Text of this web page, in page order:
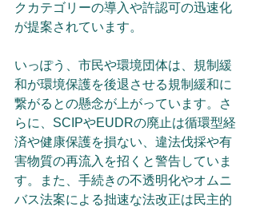
クカテゴリーの導入や許認可の迅速化
が提案されています。
いっぽう、市民や環境団体は、規制緩
和が環境保護を後退させる規制緩和に
繋がるとの懸念が上がっています。さ
らに、SCIPやEUDRの廃止は循環型経
済や健康保護を損ない、違法伐採や有
害物質の再流入を招くと警告していま
す。また、手続きの不透明化やオムニ
バス法案による拙速な法改正は民主的